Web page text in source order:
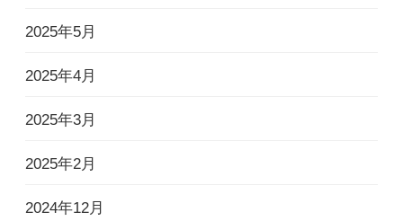
2025年5月
2025年4月
2025年3月
2025年2月
2024年12月